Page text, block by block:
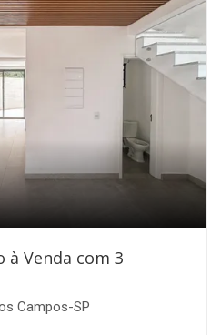
à Venda com 3
Campos-SP